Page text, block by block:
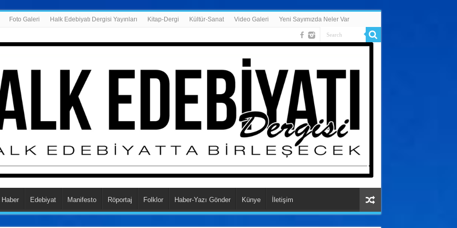
Foto Galeri Halk Edebiyatı Dergisi Yayınları Kitap-Dergi Kültür-Sanat Video Galeri Yeni Sayımızda Neler Var
Haber Edebiyat Manifesto Röportaj Folklor Haber-Yazı Gönder Künye İletişim